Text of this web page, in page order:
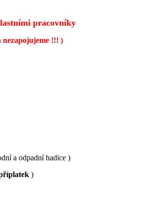
pracovníky
nezapojujeme !!! )
a odpadní hadice )
)